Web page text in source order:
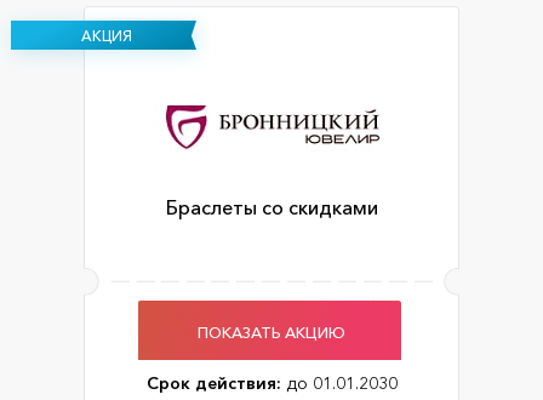
АКЦИЯ
Браслеты со скидками
ПОКАЗАТЬ АКЦИЮ
Срок действия: до 01.01.2030